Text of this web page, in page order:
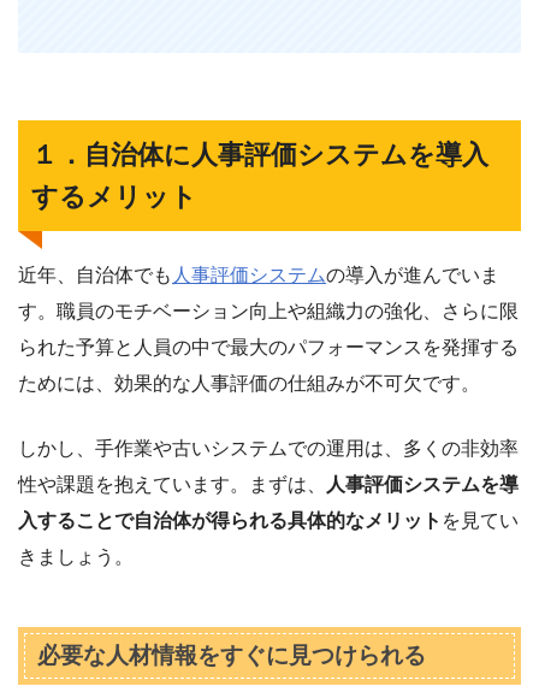
１．自治体に人事評価システムを導入
するメリット
近年、自治体でも 人事評価システムの導入が進んでいま
す。職員のモチベーション向上や組織力の強化、さらに限
られた予算と人員の中で最大のパフォーマンスを発揮する
ためには、効果的な人事評価の仕組みが不可欠です。
しかし、手作業や古いシステムでの運用は、多くの非効率
性や課題を抱えています。まずは、
人事評価システムを導
入することで自治体が得られる具体的なメリット を見てい
きましょう。
必要な人材情報をすぐに見つけられる